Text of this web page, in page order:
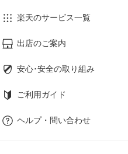
楽天のサービス一覧
出店のご案内
安心･安全の取り組み
ご利用ガイド
ヘルプ・問い合わせ